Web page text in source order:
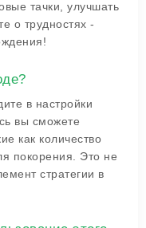
тачки, улучшать
о трудностях -
в настройки
вы сможете
как количество
покорения. Это не
стратегии в